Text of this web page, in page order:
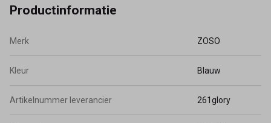
Productinformatie
Merk ZOSO
Kleur Blauw
Artikelnummer leverancier 261glory